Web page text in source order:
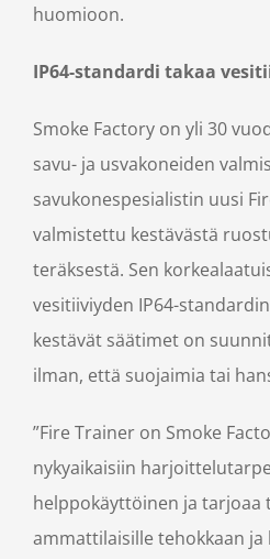
huomioon.
IP64-standardi takaa
Smoke Factory on yli 30
savu- ja usvakoneiden
savukonespesialistin uusi
valmistettu kestävästä
teräksestä. Sen
vesitiiviyden IP64-
kestävät säätimet on
ilman, että suojaimia tai
”Fire Trainer on Smoke
nykyaikaisiin
helppokäyttöinen ja tarjoaa
ammattilaisille tehokkaan